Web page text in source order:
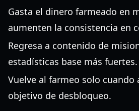
Gasta el dinero farmeado en
aumenten la consistencia en
Regresa a contenido de
estadísticas base más fuertes.
Vuelve al farmeo solo cuando
objetivo de desbloqueo.